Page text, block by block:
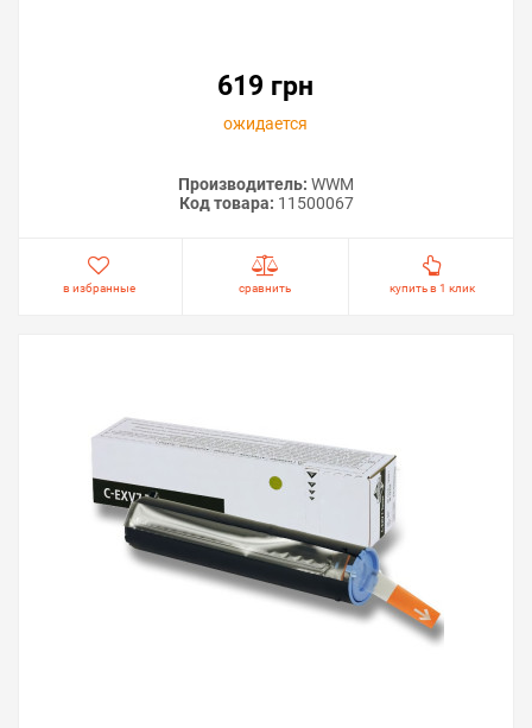
619 грн
ожидается
Производитель: WWM
Код товара: 11500067
в избранные сравнить купить в 1 клик